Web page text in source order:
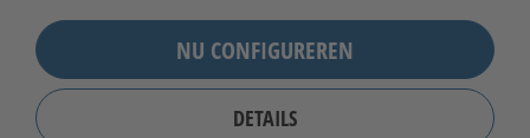
NU CONFIGUREREN
DETAILS